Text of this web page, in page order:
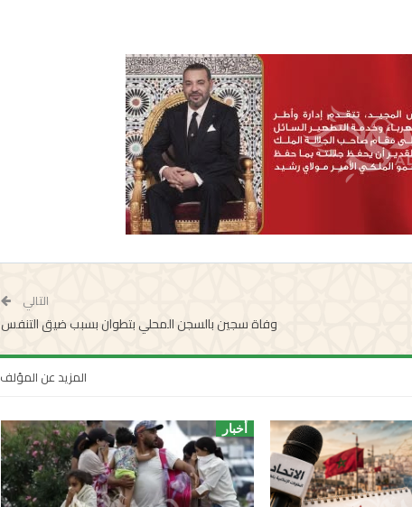
التالي
وفاة سجين بالسجن المحلي بتطوان بسبب ضيق التنفس
المزيد عن المؤلف
أخبار